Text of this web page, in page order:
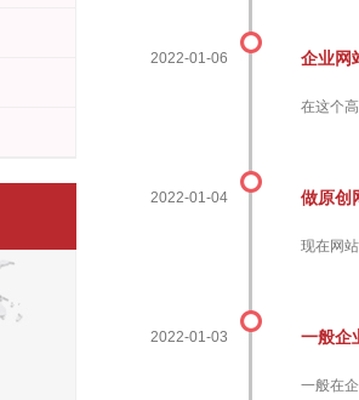
2022-01-06 企业网
在这个
2022-01-04 做原创
现在网
2022-01-03 一般企
一般在